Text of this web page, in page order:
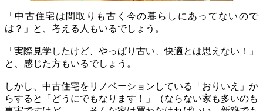
「中古住宅は間取りも古く今の暮らしにあってないので
は？」と、考える人もいるでしょう。
「実際見学したけど、やっぱり古い、快適とは思えない！」
と、感じた方もいるでしょう。
しかし、中古住宅をリノベーションしている「おりいえ」か
らすると「どうにでもなります！」（ならない家も多いのも